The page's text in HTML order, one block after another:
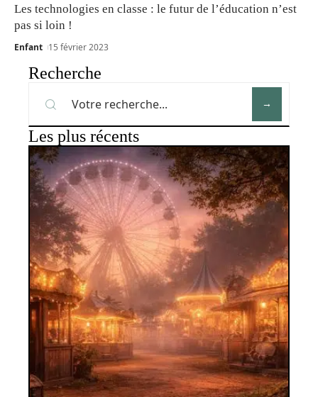
Les technologies en classe : le futur de l’éducation n’est
pas si loin !
Enfant 15 février 2023
Recherche
Les plus récents